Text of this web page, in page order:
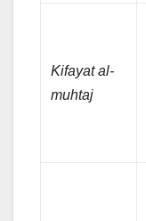
Kifayat al-
muhtaj